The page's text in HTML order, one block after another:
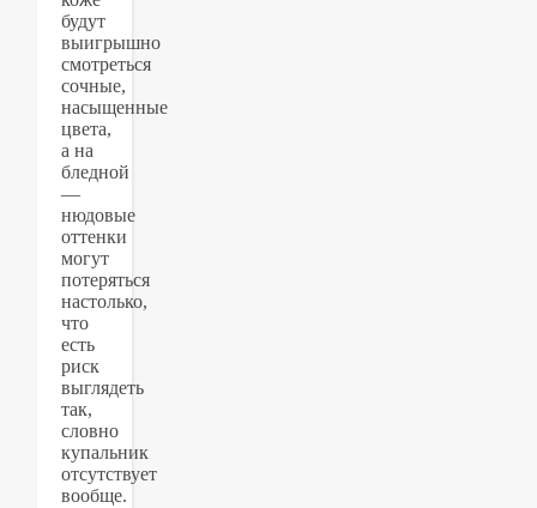
будут
выигрышно
смотреться
сочные,
насыщенные
цвета,
а на
бледной
—
нюдовые
оттенки
могут
потеряться
настолько,
что
есть
риск
выглядеть
так,
словно
купальник
отсутствует
вообще.